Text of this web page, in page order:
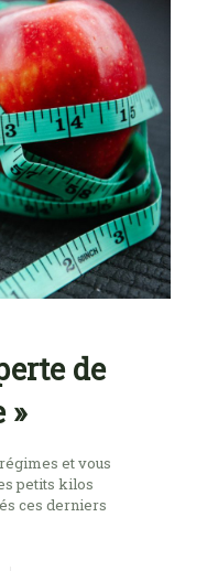
de
»
et vous
petits kilos
ces derniers